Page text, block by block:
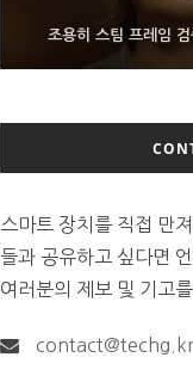
조용히 스팀 프레임
9월 4일부터 서비스 접는
시
FMS 2026서 차세대 3D
모형 처음 선
스마트 장치를 직접 만
들과 공유하고 싶다면
여러분의 제보 및 기고